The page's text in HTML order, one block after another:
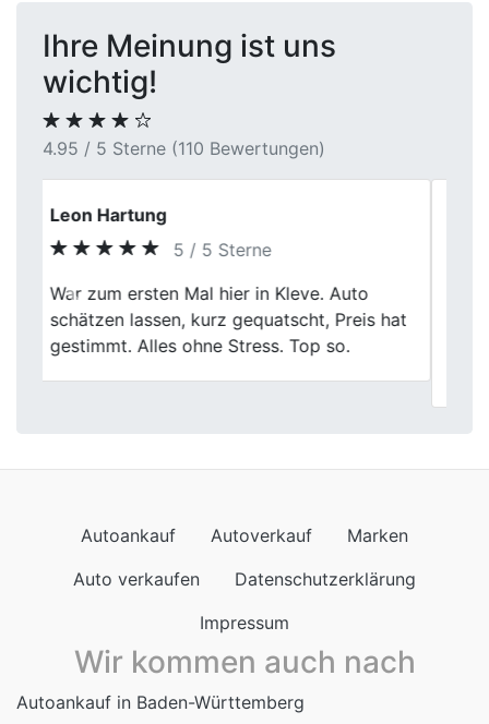
Ihre Meinung ist uns
wichtig!
4.95 / 5 Sterne (110 Bewertungen)
Gerd D.
5 / 5 Sterne
Hier wird man fair behandelt! Fischer hat
meinen alten Kombi zum vernünftigen Preis
abgekauft. Die Abholung war problemlos
Previous
Autoankauf Autoverkauf
Marken
Auto verkaufen
Datenschutzerklärung
Impressum
Wir kommen auch nach
Autoankauf in Baden-Württemberg